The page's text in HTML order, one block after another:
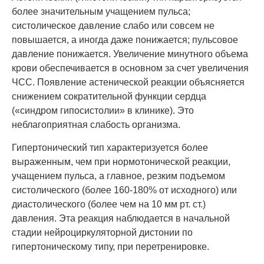
более значительным учащением пульса;
систолическое давление слабо или совсем не
повышается, а иногда даже понижается; пульсовое
давление понижается. Увеличение минутного объема
крови обеспечивается в основном за счет увеличения
ЧСС. Появление астенической реакции объясняется
снижением сократительной функции сердца
(«синдром гипосистолии» в клинике). Это
неблагоприятная слабость организма.
Гипертонический тип характеризуется более
выраженным, чем при нормотонической реакции,
учащением пульса, а главное, резким подъемом
систолического (более 160-180% от исходного) или
диастолического (более чем на 10 мм рт. ст.)
давления. Эта реакция наблюдается в начальной
стадии нейроциркуляторной дистонии по
гипертоническому типу, при перетренировке.